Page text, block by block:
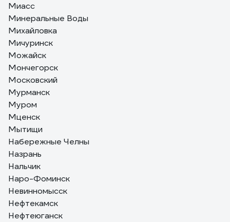
Миасс
Минеральные Воды
Михайловка
Мичуринск
Можайск
Мончегорск
Московский
Мурманск
Муром
Мценск
Мытищи
Набережные Челны
Назрань
Нальчик
Наро-Фоминск
Невинномысск
Нефтекамск
Нефтеюганск